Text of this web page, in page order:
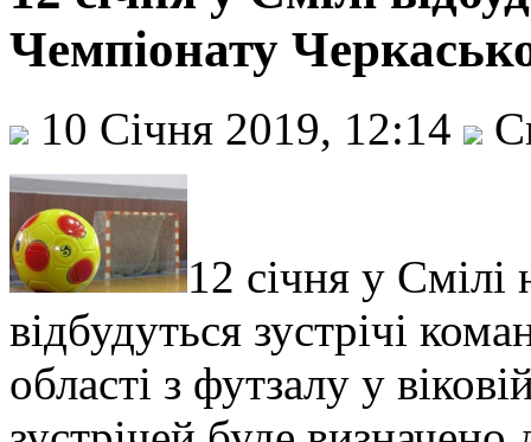
Чемпіонату
10 Січня 2019, 12:14
12 січня у Смілі
відбудуться зустрічі
області з футзалу у